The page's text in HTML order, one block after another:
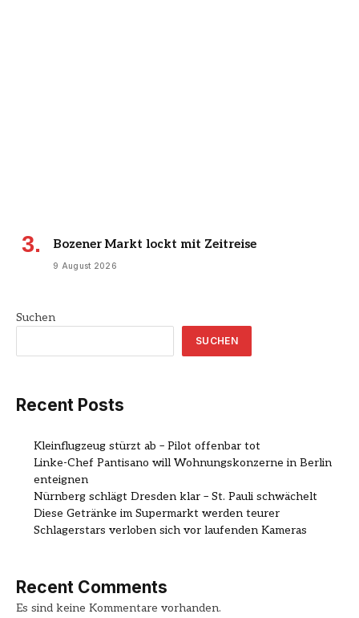
Bozener Markt lockt mit Zeitreise
9 August 2026
Suchen
SUCHEN
Recent Posts
Kleinflugzeug stürzt ab – Pilot offenbar tot
Linke-Chef Pantisano will Wohnungskonzerne in Berlin
enteignen
Nürnberg schlägt Dresden klar – St. Pauli schwächelt
Diese Getränke im Supermarkt werden teurer
Schlagerstars verloben sich vor laufenden Kameras
Recent Comments
Es sind keine Kommentare vorhanden.